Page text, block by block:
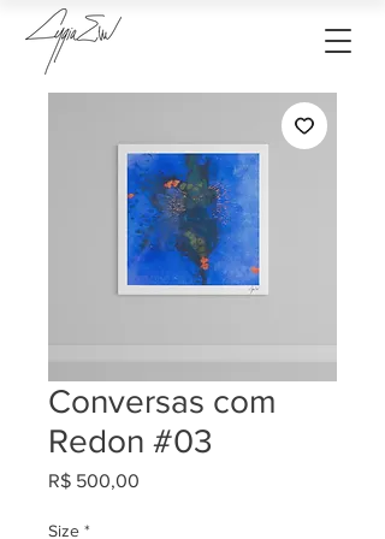
Conversas com
Redon #03
R$ 500,00
Size *